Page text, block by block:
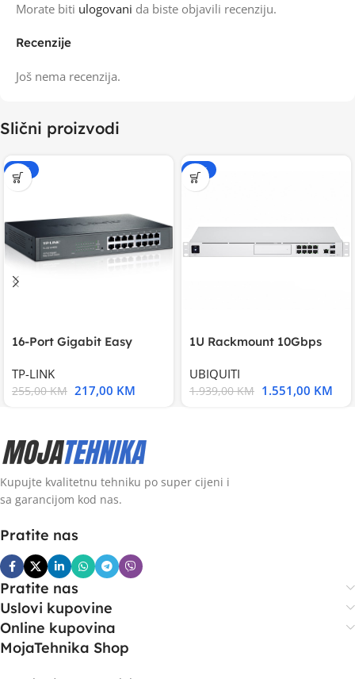
Recenzije
Još nema recenzija.
Morate biti ulogovani da biste objavili recenziju.
Slični proizvodi
-15%
16-Port Gigabit Easy
TP-LINK
255,00KM 217,00 KM
-20%
1U Rackmount 10Gbps
UBIQUITI
1.939,00KM 1.551,00 KM
Kupujte kvalitetnu tehniku po super cijeni i
sa garancijom kod nas.
Pratite nas
Pratite nas
Uslovi kupovine
Online kupovina
MojaTehnika Shop